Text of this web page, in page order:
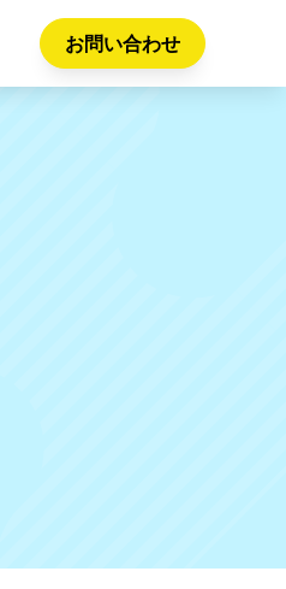
お問い合わせ